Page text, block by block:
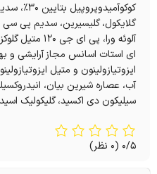
ای استات اسانس مجاز آرایشی و
آب، عصاره شیرین بیان،
سیلیکون دی اکسید، گلیکولیک اسید، پی ای جی ۴۰
0/5 (0 نظر)